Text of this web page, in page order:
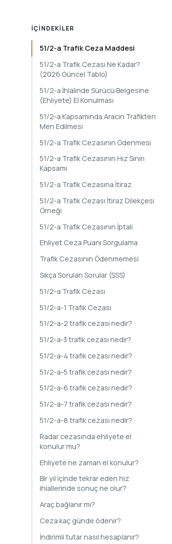
İÇINDEKILER
51/2-a Trafik Ceza Maddesi
51/2-a Trafik Cezası Ne Kadar?
(2026 Güncel Tablo)
51/2-a İhlalinde Sürücü Belgesine
(Ehliyete) El Konulması
51/2-a Kapsamında Aracın Trafikten
Men Edilmesi
51/2-a Trafik Cezasının Ödenmesi
51/2-a Trafik Cezasının Hız Sınırı
Kapsamı
51/2-a Trafik Cezasına İtiraz
51/2-a Trafik Cezası İtiraz Dilekçesi
Örneği
51/2-a Trafik Cezasının İptali
Ehliyet Ceza Puanı Sorgulama
Trafik Cezasının Ödenmemesi
Sıkça Sorulan Sorular (SSS)
51/2-a Trafik Cezası
51/2-a-1 Trafik Cezası
51/2-a-2 trafik cezası nedir?
51/2-a-3 trafik cezası nedir?
51/2-a-4 trafik cezası nedir?
51/2-a-5 trafik cezası nedir?
51/2-a-6 trafik cezası nedir?
51/2-a-7 trafik cezası nedir?
51/2-a-8 trafik cezası nedir?
Radar cezasında ehliyete el
konulur mu?
Ehliyete ne zaman el konulur?
Bir yıl içinde tekrar eden hız
ihlallerinde sonuç ne olur?
Araç bağlanır mı?
Ceza kaç günde ödenir?
İndirimli tutar nasıl hesaplanır?